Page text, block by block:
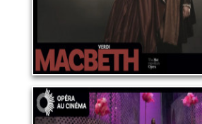
OPERA "SAMSON ET